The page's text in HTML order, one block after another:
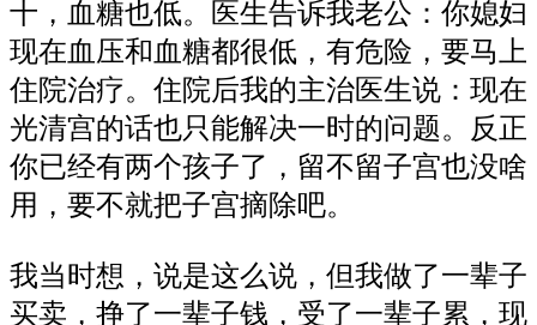
十，血糖也低。医生告诉我老公：你媳妇
现在血压和血糖都很低，有危险，要马上
住院治疗。住院后我的主治医生说：现在
光清宫的话也只能解决一时的问题。反正
你已经有两个孩子了，留不留子宫也没啥
用，要不就把子宫摘除吧。
我当时想，说是这么说，但我做了一辈子
买卖，挣了一辈子钱，受了一辈子累，现